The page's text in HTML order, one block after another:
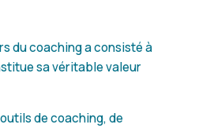
du coaching a consisté à
sa véritable valeur
de coaching, de